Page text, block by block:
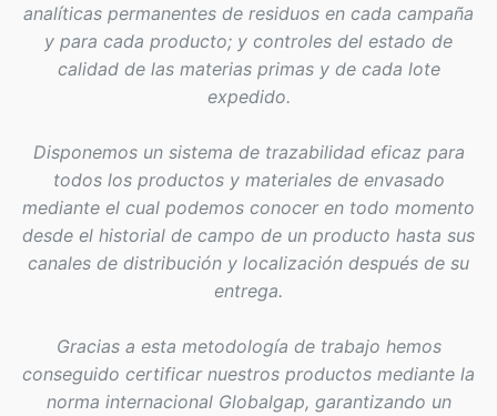
analíticas permanentes de residuos en cada campaña
y para cada producto; y controles del estado de
calidad de las materias primas y de cada lote
expedido.
Disponemos un sistema de trazabilidad eficaz para
todos los productos y materiales de envasado
mediante el cual podemos conocer en todo momento
desde el historial de campo de un producto hasta sus
canales de distribución y localización después de su
entrega.
Gracias a esta metodología de trabajo hemos
conseguido certificar nuestros productos mediante la
norma internacional Globalgap, garantizando un